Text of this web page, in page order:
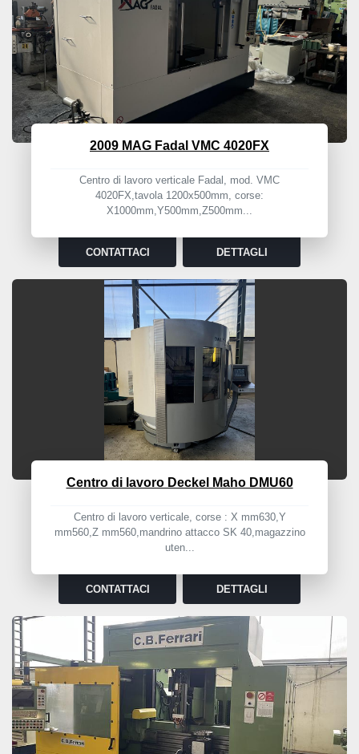
2009 MAG Fadal VMC 4020FX
Centro di lavoro verticale Fadal, mod. VMC
4020FX,tavola 1200x500mm, corse:
X1000mm,Y500mm,Z500mm...
CONTATTACI DETTAGLI
Centro di lavoro Deckel Maho DMU60
Centro di lavoro verticale, corse : X mm630,Y
mm560,Z mm560,mandrino attacco SK 40,magazzino
uten...
CONTATTACI DETTAGLI